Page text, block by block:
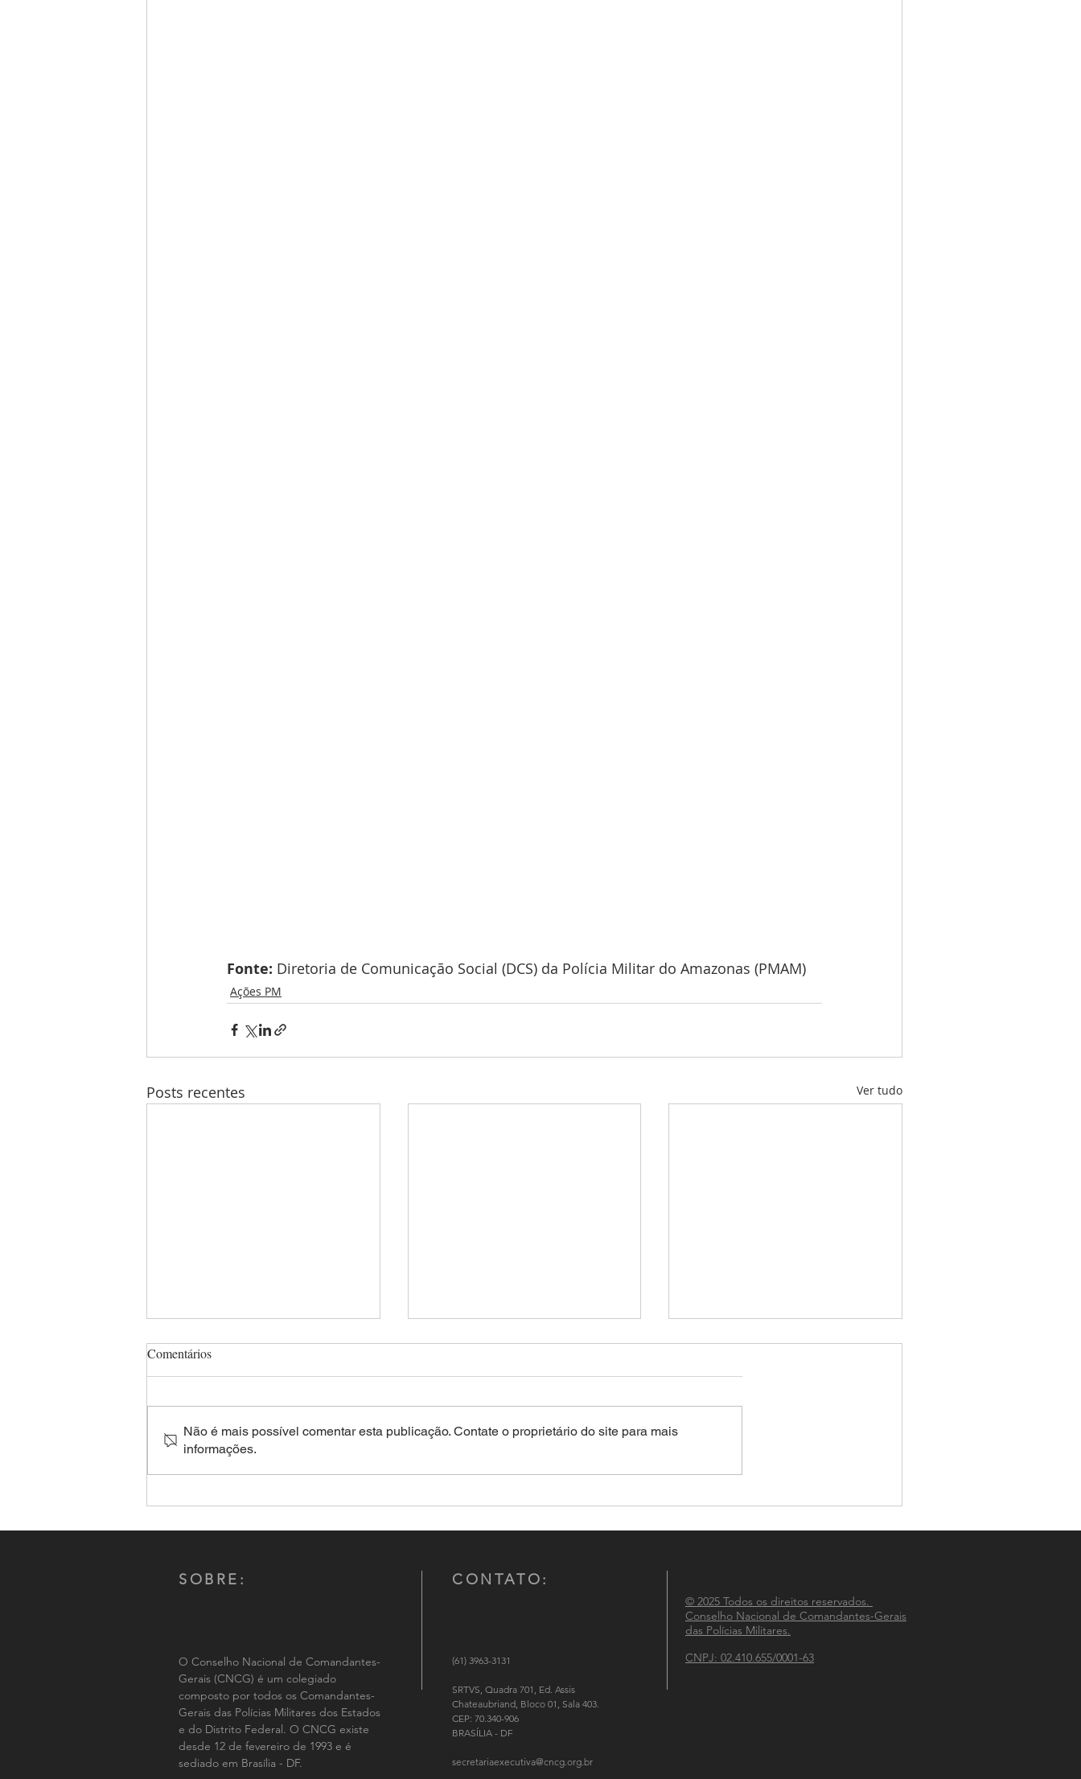
Fonte: Diretoria de Comunicação Social (DCS) da Polícia Militar do Amazonas (PMAM)
Ações PM
Posts recentes Ver tudo
Aplicativos de relacionamento:
vítima
PMESP apreende helicóptero
BM-RS apreende grande
Comentários
Não é mais possível comentar esta publicação. Contate o proprietário do site para mais
informações.
SOBRE:
O Conselho Nacional de Comandantes-
Gerais (CNCG) é um colegiado
composto por todos os Comandantes-
Gerais das Polícias Militares dos Estados
e do Distrito Federal. O CNCG existe
desde 12 de fevereiro de 1993 e é
sediado em Brasília - DF.
CONTATO:
(61) 3963-3131
SRTVS, Quadra 701, Ed. Assis
Chateaubriand, Bloco 01, Sala 403.
CEP: 70.340-906
BRASÍLIA - DF
secretariaexecutiva@cncg.org.br
© 2025 Todos os direitos reservados.
Conselho Nacional de Comandantes-Gerais
das Polícias Militares.
CNPJ: 02.410.655/0001-63